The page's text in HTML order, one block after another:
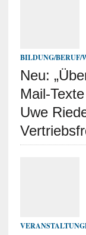
BILDUNG/BERUF/
Neu:
Mail-
Uwe